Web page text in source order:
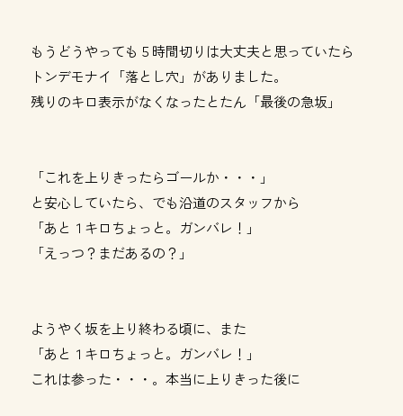
もうどうやっても５時間切りは大丈夫と思っていたら
トンデモナイ「落とし穴」がありました。
残りのキロ表示がなくなったとたん「最後の急坂」
「これを上りきったらゴールか・・・」
と安心していたら、でも沿道のスタッフから
「あと１キロちょっと。ガンバレ！」
「えっつ？まだあるの？」
ようやく坂を上り終わる頃に、また
「あと１キロちょっと。ガンバレ！」
これは参った・・・。本当に上りきった後に